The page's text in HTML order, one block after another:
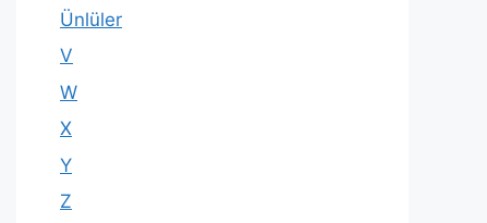
Ünlüler
V
W
X
Y
Z